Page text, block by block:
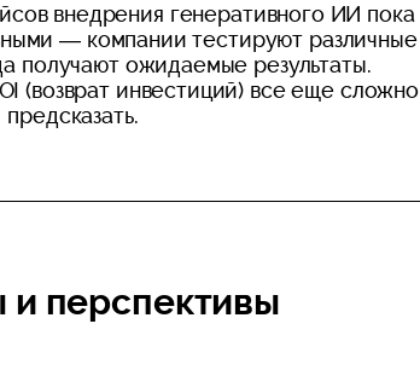
внедрения генеративного ИИ пока
— компании тестируют различные
получают ожидаемые результаты.
(возврат инвестиций) все еще сложно
предсказать.
перспективы